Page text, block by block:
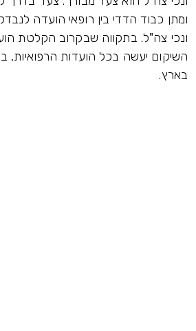
ומתן כבוד הדדי בין רופאי הועדה
ונכי צה"ל. בתקווה שבקרוב הקלטת
השיקום יעשה בכל הועדות הרפואיות,
בארץ.